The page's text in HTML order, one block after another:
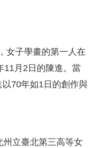
女子學畫的第一人在
11月2日的陳進。當
70年如1日的創作與
州立臺北第三高等女